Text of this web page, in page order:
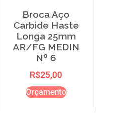
Broca Aço
Carbide Haste
Longa 25mm
AR/FG MEDIN
Nº 6
R$25,00
Orçamento